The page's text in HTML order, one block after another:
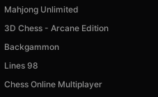
Mahjong Unlimited
3D Chess - Arcane Edition
Backgammon
Lines 98
Chess Online Multiplayer